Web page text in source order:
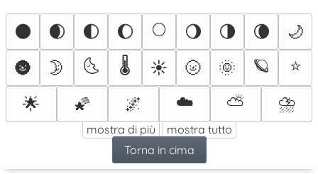
🌑 🌒 🌓 🌔 🌕 🌖 🌗 🌘
🌙
🌚
🌛 🌜 🌡️ ☀️ 🌝 🌞 🪐
⭐
🌟
🌠 🌌 ☁️ ⛅ ⛈️
mostra di più
mostra tutto
Torna in cima